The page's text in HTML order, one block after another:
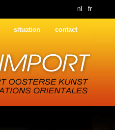
nl fr
situation contact